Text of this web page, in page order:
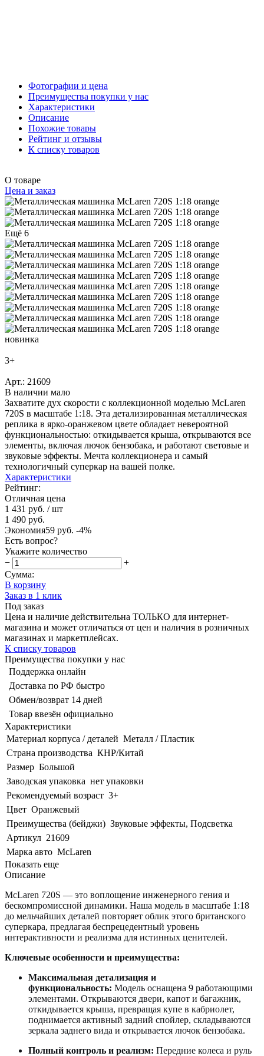
Фотографии и цена
Преимущества покупки у нас
Характеристики
Описание
Похожие товары
Рейтинг и отзывы
К списку товаров
О товаре
Цена и заказ
Ещё 6
новинка
3+
Арт.: 21609
В наличии мало
Захватите дух скорости с коллекционной моделью McLaren
720S в масштабе 1:18. Эта детализированная металлическая
реплика в ярко-оранжевом цвете обладает невероятной
функциональностью: откидывается крыша, открываются все
элементы, включая лючок бензобака, и работают световые и
звуковые эффекты. Мечта коллекционера и самый
технологичный суперкар на вашей полке.
Характеристики
Рейтинг:
Отличная цена
1 431 руб. / шт
1 490 руб.
Экономия59 руб. -4%
Есть вопрос?
Укажите количество
−
+
Сумма:
В корзину
Заказ в 1 клик
Под заказ
Цена и наличие действительна ТОЛЬКО для интернет-
магазина и может отличаться от цен и наличия в розничных
магазинах и маркетплейсах.
К списку товаров
Преимущества покупки у нас
Поддержка онлайн
Доставка по РФ быстро
Обмен/возврат 14 дней
Товар ввезён официально
Характеристики
Материал корпуса / деталей Металл / Пластик
Страна производства КНР/Китай
Размер Большой
Заводская упаковка нет упаковки
Рекомендуемый возраст 3+
Цвет Оранжевый
Преимущества (бейджи) Звуковые эффекты, Подсветка
Артикул 21609
Марка авто McLaren
Показать еще
Описание
McLaren 720S — это воплощение инженерного гения и
бескомпромиссной динамики. Наша модель в масштабе 1:18
до мельчайших деталей повторяет облик этого британского
суперкара, предлагая беспрецедентный уровень
интерактивности и реализма для истинных ценителей.
Ключевые особенности и преимущества:
Максимальная детализация и
функциональность: Модель оснащена 9 работающими
элементами. Открываются двери, капот и багажник,
откидывается крыша, превращая купе в кабриолет,
поднимается активный задний спойлер, складываются
зеркала заднего вида и открывается лючок бензобака.
Полный контроль и реализм: Передние колеса и руль